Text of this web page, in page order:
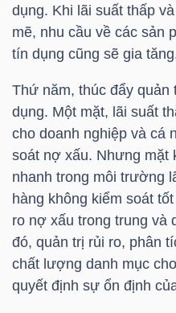
dụng. Khi lãi suất thấp
mẽ, nhu cầu về các sản
tín dụng cũng sẽ gia
Thứ năm, thúc đẩy
dụng. Một mặt, lãi suất
cho doanh nghiệp và cá
soát nợ xấu. Nhưng mặt
nhanh trong môi trường
hàng không kiểm soát
ro nợ xấu trong trung và
đó, quản trị rủi ro, phân
chất lượng danh mục
quyết định sự ổn định
DỊCH
TRUYỀN
THÔNG
ÍCH